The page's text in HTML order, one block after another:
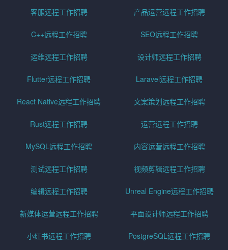
客服远程工作招聘 产品运营远程工作招聘
C++远程工作招聘 SEO远程工作招聘
运维远程工作招聘 设计师远程工作招聘
Flutter远程工作招聘 Laravel远程工作招聘
React Native远程工作招聘 文案策划远程工作招聘
Rust远程工作招聘 运营远程工作招聘
MySQL远程工作招聘 内容运营远程工作招聘
测试远程工作招聘 视频剪辑远程工作招聘
编辑远程工作招聘 Unreal Engine远程工作招聘
新媒体运营远程工作招聘 平面设计师远程工作招聘
小红书远程工作招聘 PostgreSQL远程工作招聘